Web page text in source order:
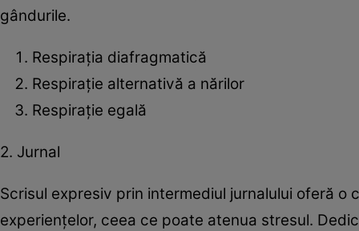
gândurile.
Respirația diafragmatică
Respirație alternativă a nărilor
Respirație egală
2. Jurnal
Scrisul expresiv prin intermediul jurnalului oferă
experiențelor, ceea ce poate atenua stresul.